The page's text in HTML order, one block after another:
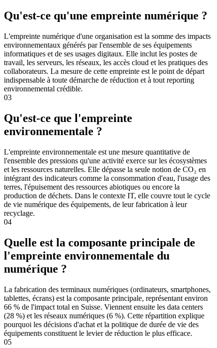
Qu'est-ce qu'une empreinte numérique ?
L'empreinte numérique d'une organisation est la somme des impacts
environnementaux générés par l'ensemble de ses équipements
informatiques et de ses usages digitaux. Elle inclut les postes de
travail, les serveurs, les réseaux, les accès cloud et les pratiques des
collaborateurs. La mesure de cette empreinte est le point de départ
indispensable à toute démarche de réduction et à tout reporting
environnemental crédible.
03
Qu'est-ce que l'empreinte
environnementale ?
L'empreinte environnementale est une mesure quantitative de
l'ensemble des pressions qu'une activité exerce sur les écosystèmes
et les ressources naturelles. Elle dépasse la seule notion de CO₂ en
intégrant des indicateurs comme la consommation d'eau, l'usage des
terres, l'épuisement des ressources abiotiques ou encore la
production de déchets. Dans le contexte IT, elle couvre tout le cycle
de vie numérique des équipements, de leur fabrication à leur
recyclage.
04
Quelle est la composante principale de
l'empreinte environnementale du
numérique ?
La fabrication des terminaux numériques (ordinateurs, smartphones,
tablettes, écrans) est la composante principale, représentant environ
66 % de l'impact total en Suisse. Viennent ensuite les data centers
(28 %) et les réseaux numériques (6 %). Cette répartition explique
pourquoi les décisions d'achat et la politique de durée de vie des
équipements constituent le levier de réduction le plus efficace.
05